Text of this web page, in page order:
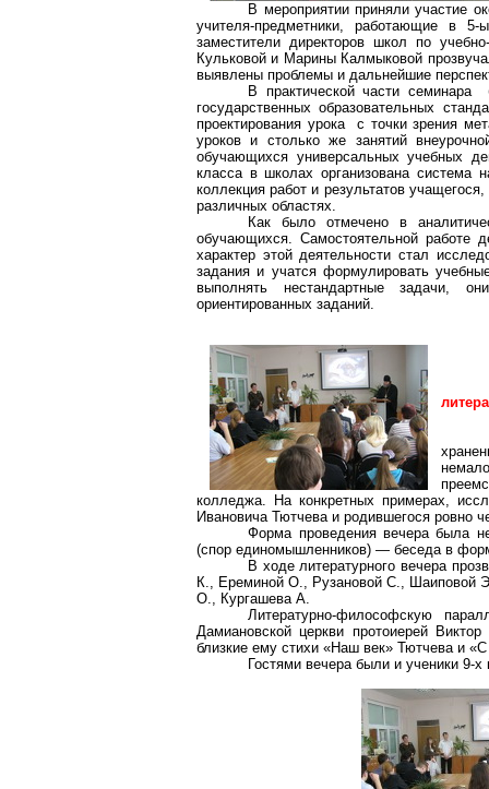
В мероприятии приняли участие
учителя-предметники, работающие в 5-
заместители директоров школ по
Кульковой и Марины Калмыковой
выявлены проблемы и дальнейшие
В практической части
государственных образовательных
проектирования урока с точки зрения
уроков и столько же занятий
обучающихся универсальных учебных
класса в школах организована система
коллекция работ и результатов
различных областях.
Как было отмечено в
обучающихся. Самостоятельной работе
характер этой деятельности стал
задания и учатся формулировать
выполнять нестандартные задачи,
ориентированных заданий.
колледжа. На конкретных примерах,
Ивановича Тютчева и родившегося ровно
Форма проведения вечера была
(спор единомышленников) — беседа в
В ходе литературного вечера
К., Ереминой О., Рузановой С., Шаиповой
О., Кургашева А.
Литературно-философскую
Дамиановской церкви протоиерей
близкие ему стихи «Наш век» Тютчева и
Гостями вечера были и ученики